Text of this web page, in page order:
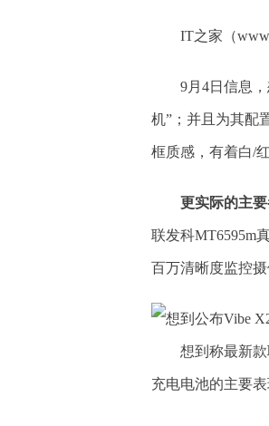
IT之家（
9月4日信息
机”；并且为其配
框质感，有着白/
更实际的主
联发科MT6595m
百万清晰度监控摄
想到称最新
充电电池的主要表